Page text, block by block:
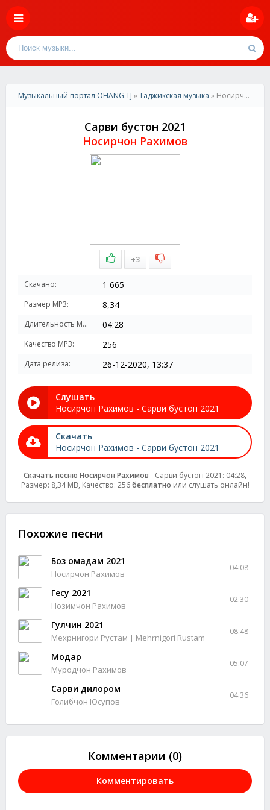
Музыкальный портал OHANG.TJ »Таджикская музыка » Носирчон Рахимов-Сарви бустон 2021
Сарви бустон 2021
Носирчон Рахимов
+3
Скачано: 1 665
Размер MP3: 8,34
Длительность MP3: 04:28
Качество MP3: 256
Дата релиза: 26-12-2020, 13:37
Слушать
Носирчон Рахимов - Сарви бустон 2021
Скачать
Носирчон Рахимов - Сарви бустон 2021
Скачать песню Носирчон Рахимов - Сарви бустон 2021: 04:28,
Размер: 8,34 MB, Качество: 256бесплатно или слушать онлайн!
Похожие песни
Боз омадам 2021
Носирчон Рахимов
04:08
Гесу 2021
Нозимчон Рахимов
02:30
Гулчин 2021
Мехрнигори Рустам | Mehrnigori Rustam
08:48
Модар
Муродчон Рахимов
05:07
Сарви дилором
Голибчон Юсупов
04:36
Комментарии (0)
Комментировать